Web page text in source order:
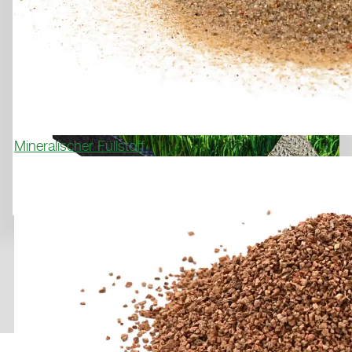
Mineralischer Füllstoff